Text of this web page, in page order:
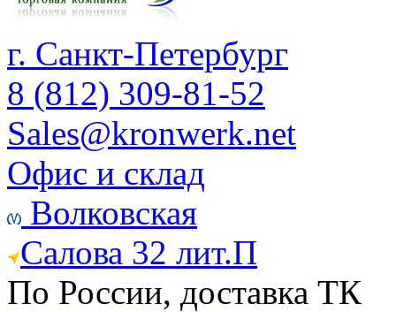
г. Санкт-Петербург
8 (812) 309-81-52
Sales@kronwerk.net
Офис и склад
Волковская
Салова 32 лит.П
По России, доставка ТК